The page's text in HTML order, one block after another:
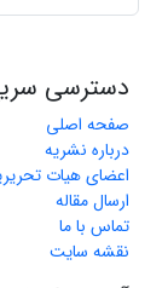
دسترسی
صفحه اصلی
درباره نشریه
اعضای هیات
ارسال مقاله
تماس با ما
نقشه سایت